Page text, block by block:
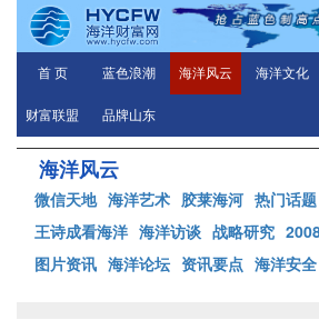
首 页 蓝色浪潮 海洋风云 海洋文化
财富联盟 品牌山东
海洋风云
微信天地 海洋艺术 胶莱海河 热门话题
王诗成看海洋 海洋访谈 战略研究
图片资讯 海洋论坛 资讯要点 海洋安全